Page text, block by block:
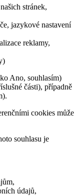
stránek,
jazykové nastavení
reklamy,
Ano, souhlasím)
části), případně
cookies může
souhlasu je
údajů,